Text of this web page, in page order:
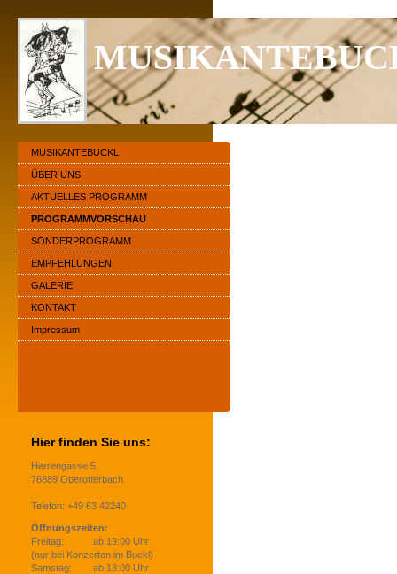
MUSIKANTEBUCKL
ÜBER UNS
AKTUELLES PROGRAMM
PROGRAMMVORSCHAU
SONDERPROGRAMM
EMPFEHLUNGEN
GALERIE
KONTAKT
Impressum
Hier finden Sie uns:
Herrengasse 5
76889 Oberotterbach
Telefon: +49 63 42240
Öffnungszeiten:
Freitag: ab 19:00 Uhr
(nur bei Konzerten im Buckl)
Samstag: ab 18:00 Uhr